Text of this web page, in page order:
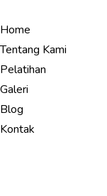
Home
Tentang Kami
Pelatihan
Galeri
Blog
Kontak